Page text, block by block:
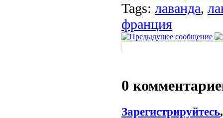
Tags: лаванда,
франция
0
Зарегистрируйтесь